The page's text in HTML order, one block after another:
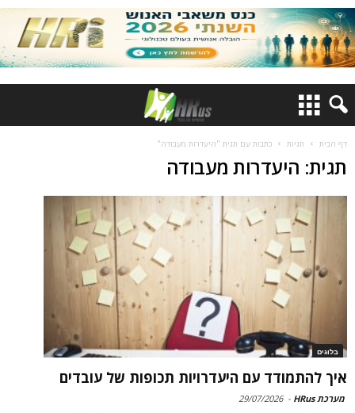
דף הבית תגיות כתבות עם תגית "היעדרות מעבודה"
תגית: היעדרות מעבודה
בלוגים
איך להתמודד עם היעדרויות תכופות של עובדים
מערכת HRus -
29/07/2026